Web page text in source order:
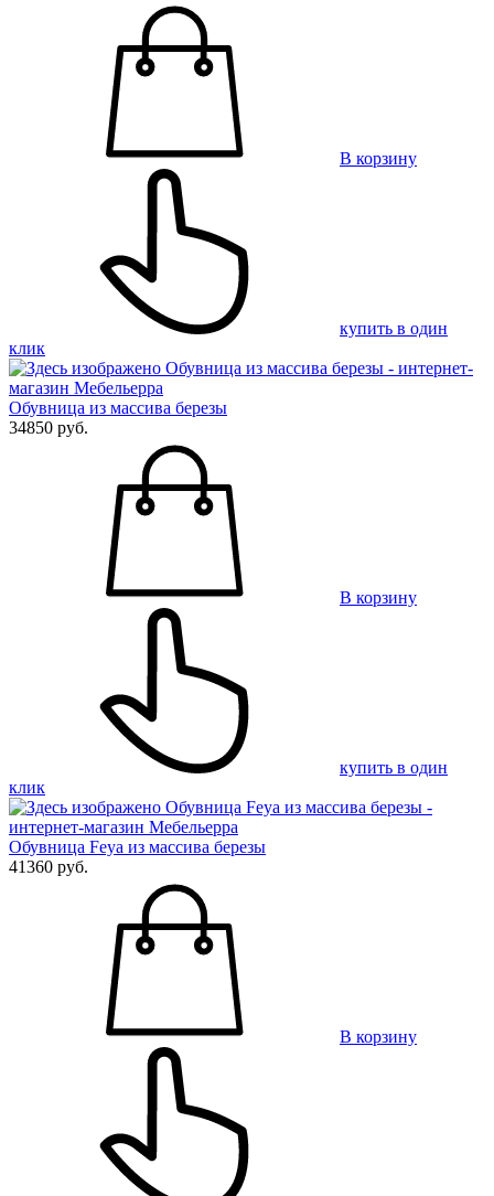
В корзину
купить в один
клик
Обувница из массива березы
34850 руб.
В корзину
купить в один
клик
Обувница Feya из массива березы
41360 руб.
В корзину